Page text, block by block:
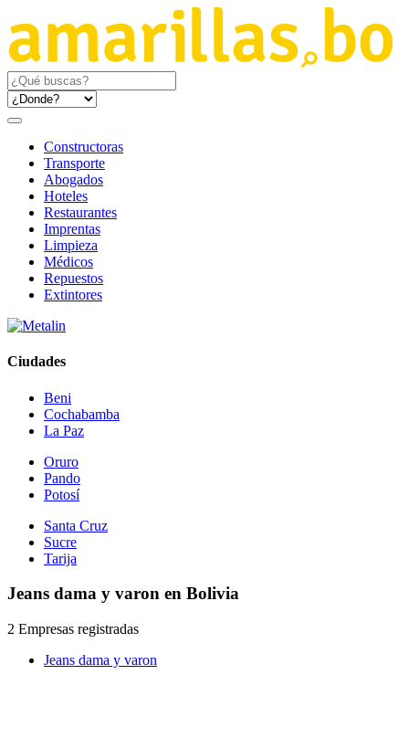
Constructoras
Transporte
Abogados
Hoteles
Restaurantes
Imprentas
Limpieza
Médicos
Repuestos
Extintores
Ciudades
Beni
Cochabamba
La Paz
Oruro
Pando
Potosí
Santa Cruz
Sucre
Tarija
Jeans dama y varon en Bolivia
2 Empresas registradas
Jeans dama y varon